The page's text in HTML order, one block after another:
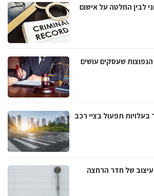
לבין החלטה על אישום
שעסקים עושים
תפעול בציי רכב
של חדר הרחצה